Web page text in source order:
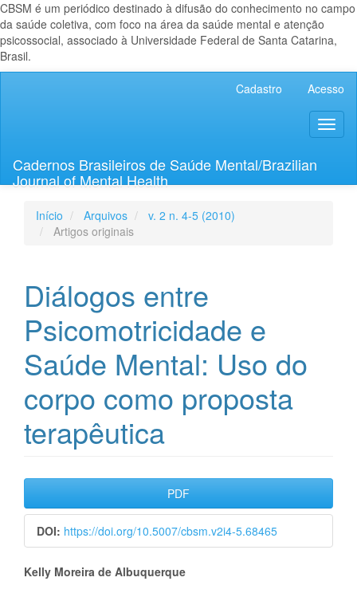
CBSM é um periódico destinado à difusão do conhecimento no campo
da saúde coletiva, com foco na área da saúde mental e atenção
psicossocial, associado à Universidade Federal de Santa Catarina,
Brasil.
Lateral
Cadastro Acesso
Cadernos Brasileiros de Saúde Mental/Brazilian
Journal of Mental Health
Início Arquivos
v. 2 n. 4-5 (2010)
Artigos originais
Diálogos entre
Psicomotricidade e
Saúde Mental: Uso do
corpo como proposta
terapêutica
Barra
lateral
de
artigos
PDF
DOI: https://doi.org/10.5007/cbsm.v2i4-5.68465
Conteúdo
Kelly Moreira de Albuquerque